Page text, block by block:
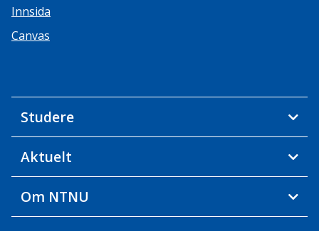
Innsida
Canvas
Studere
Aktuelt
Om NTNU